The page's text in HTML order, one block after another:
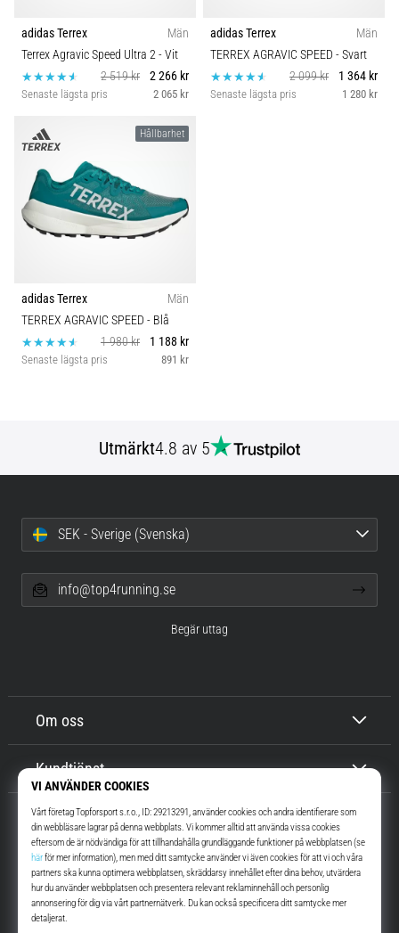
adidas Terrex
Män
Terrex Agravic Speed Ultra 2- Vit
2 519 kr
2 266 kr
Senaste lägsta pris 2 065 kr
adidas Terrex
Män
TERREX AGRAVIC SPEED - Svart
2 099 kr
1 364 kr
Senaste lägsta pris 1 280 kr
Hållbarhet
adidas Terrex
Män
TERREX AGRAVIC SPEED - Blå
1 980 kr
1 188 kr
Senaste lägsta pris 891 kr
Utmärkt4.8 av 5
Top4Running.se
I mer än 16 år vi har vi motiverat dig att gå ut och springa. Snabbare. Med
Om oss
Kundtjänst
SEK - Sverige (Svenska)
info@top4running.se
Begär uttag